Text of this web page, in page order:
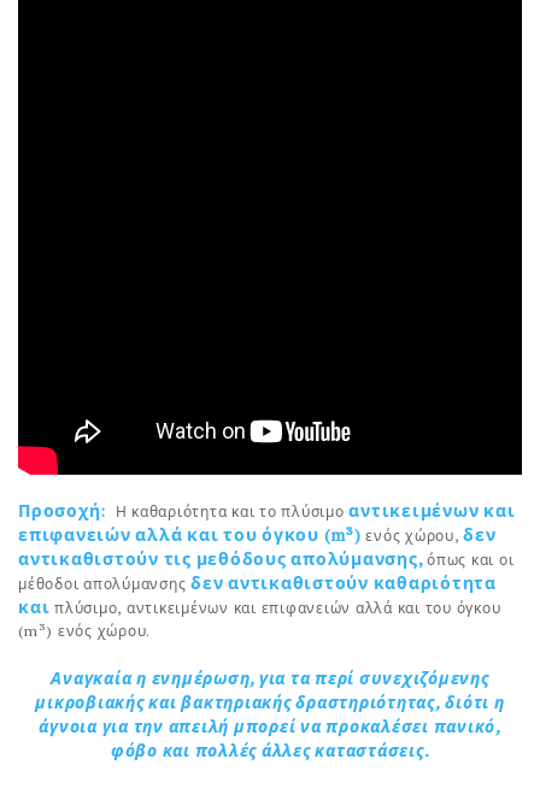
Προσοχή: Η καθαριότητα και το πλύσιμοαντικειμένων και
επιφανειών αλλά και του όγκου (m³) ενός χώρου,δεν
αντικαθιστούν τις μεθόδους απολύμανσης, όπως και οι
μέθοδοι απολύμανσης δεν αντικαθιστούν καθαριότητα
και πλύσιμο, αντικειμένων και επιφανειών αλλά και του όγκου
(m³) ενός χώρου.
Αναγκαία η ενημέρωση, για τα περί συνεχιζόμενης
μικροβιακής και βακτηριακής δραστηριότητας, διότι η
άγνοια για την απειλή μπορεί να προκαλέσει πανικό,
φόβο και πολλές άλλες καταστάσεις.